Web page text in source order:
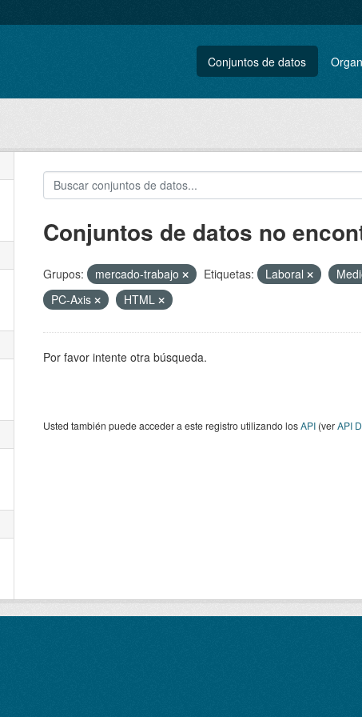
Conjuntos de datos
Conjuntos de datos no
Grupos: mercado-trabajo Etiquetas: Laboral
PC-Axis
HTML
Por favor intente otra búsqueda.
Usted también puede acceder a este registro utilizando losAPI(verAPI